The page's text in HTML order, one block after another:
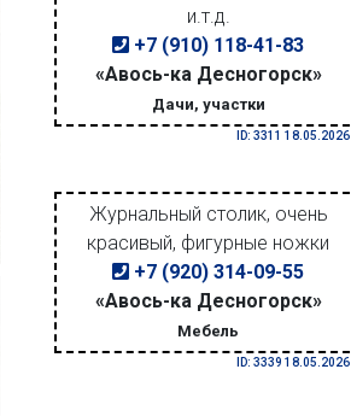
и.т.д.
+7 (910) 118-41-83
«Авось-ка Десногорск»
Дачи, участки
ID: 3311 18.05.2026
Журнальный столик, очень
красивый, фигурные ножки
+7 (920) 314-09-55
«Авось-ка Десногорск»
Мебель
ID: 3339 18.05.2026